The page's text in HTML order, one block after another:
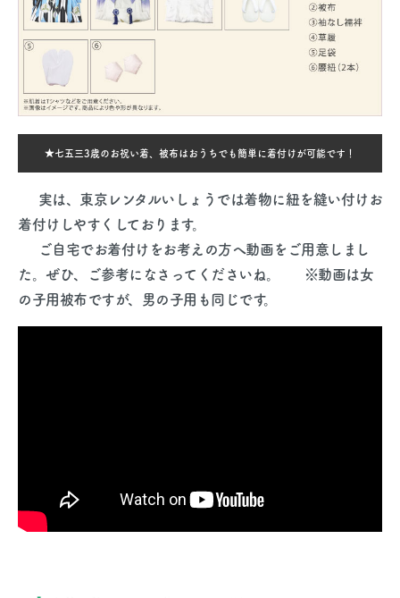
★七五三3歳のお祝い着、被布はおうちでも簡単に着付けが可能です！
実は、東京レンタルいしょうでは着物に紐を縫い付けお
着付けしやすくしております。
ご自宅でお着付けをお考えの方へ動画をご用意しまし
た。ぜひ、ご参考になさってくださいね。
※動画は女
の子用被布ですが、男の子用も同じです。